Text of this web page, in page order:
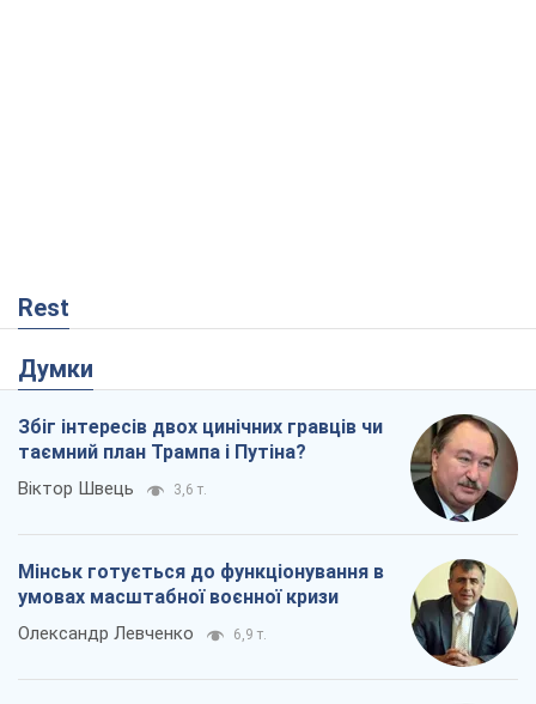
Rest
Думки
Збіг інтересів двох цинічних гравців чи
таємний план Трампа і Путіна?
Віктор Швець 3,6 т.
Мінськ готується до функціонування в
умовах масштабної воєнної кризи
Олександр Левченко 6,9 т.